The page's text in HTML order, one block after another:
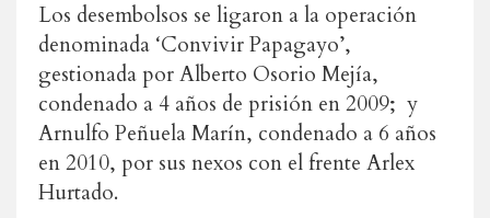
Los desembolsos se ligaron a la operación
denominada ‘Convivir Papagayo’,
gestionada por Alberto Osorio Mejía,
condenado a 4 años de prisión en 2009; y
Arnulfo Peñuela Marín, condenado a 6 años
en 2010, por sus nexos con el frente Arlex
Hurtado.